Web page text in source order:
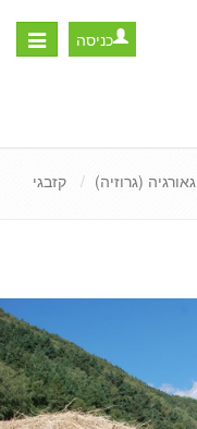
Toggle
כניסה
גאורגיה (גרוזיה) קזבגי